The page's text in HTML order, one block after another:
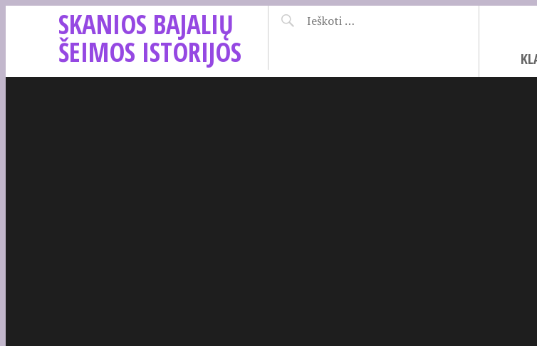
SKANIOS BAJALIŲ
ŠEIMOS ISTORIJOS